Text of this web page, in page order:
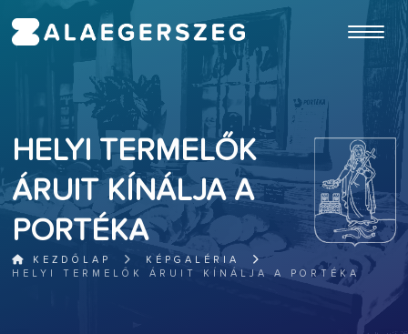
HELYI TERMELŐK
ÁRUIT KÍNÁLJA A
PORTÉKA
KEZDŐLAP
KÉPGALÉRIA
HELYI TERMELŐK ÁRUIT KÍNÁLJA A PORTÉKA